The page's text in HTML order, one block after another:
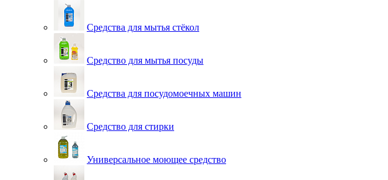
Средства для мытья стёкол
Средство для мытья посуды
Средства для посудомоечных машин
Средство для стирки
Универсальное моющее средство